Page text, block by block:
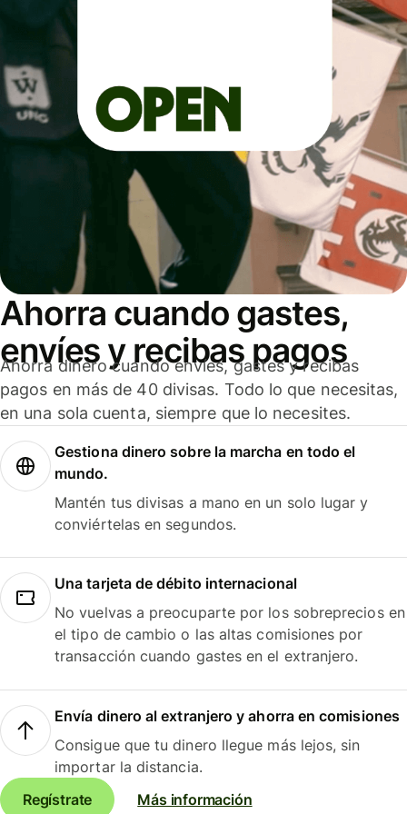
Ahorra cuando gastes,
envíes y recibas pagos
Ahorra dinero cuando envíes, gastes y recibas
pagos en más de 40 divisas. Todo lo que necesitas,
en una sola cuenta, siempre que lo necesites.
Gestiona dinero sobre la marcha en todo el
mundo.
Mantén tus divisas a mano en un solo lugar y
conviértelas en segundos.
Una tarjeta de débito internacional
No vuelvas a preocuparte por los sobreprecios en
el tipo de cambio o las altas comisiones por
transacción cuando gastes en el extranjero.
Envía dinero al extranjero y ahorra en comisiones
Consigue que tu dinero llegue más lejos, sin
importar la distancia.
Regístrate
Más información